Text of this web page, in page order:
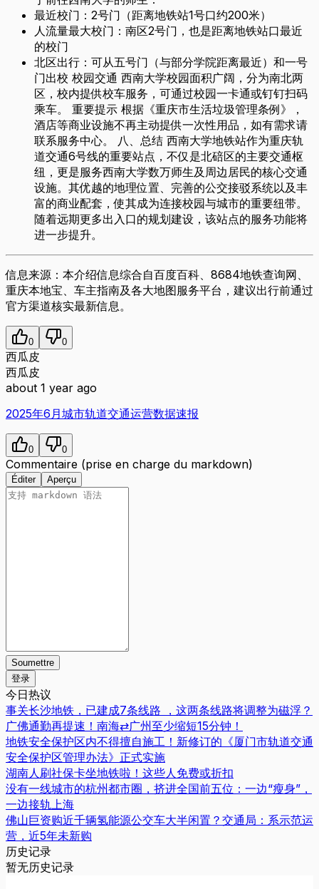
最近校门：2号门（距离地铁站1号口约200米）
人流量最大校门：南区2号门，也是距离地铁站口最近
的校门
北区出行：可从五号门（与部分学院距离最近）和一号
门出校 校园交通 西南大学校园面积广阔，分为南北两
区，校内提供校车服务，可通过校园一卡通或钉钉扫码
乘车。 重要提示 根据《重庆市生活垃圾管理条例》，
酒店等商业设施不再主动提供一次性用品，如有需求请
联系服务中心。 八、总结 西南大学地铁站作为重庆轨
道交通6号线的重要站点，不仅是北碚区的主要交通枢
纽，更是服务西南大学数万师生及周边居民的核心交通
设施。其优越的地理位置、完善的公交接驳系统以及丰
富的商业配套，使其成为连接校园与城市的重要纽带。
随着远期更多出入口的规划建设，该站点的服务功能将
进一步提升。
信息来源：本介绍信息综合自百度百科、8684地铁查询网、
重庆本地宝、车主指南及各大地图服务平台，建议出行前通过
官方渠道核实最新信息。
0 0
西瓜皮
西瓜皮
about 1 year ago
2025年6月城市轨道交通运营数据速报
0 0
Commentaire (prise en charge du markdown)
Éditer Aperçu
Soumettre
登录
今日热议
事关长沙地铁，已建成7条线路 ，这两条线路将调整为磁浮？
广佛通勤再提速！南海⇄广州至少缩短15分钟！
地铁安全保护区内不得擅自施工！新修订的《厦门市轨道交通
安全保护区管理办法》正式实施
湖南人刷社保卡坐地铁啦！这些人免费或折扣
没有一线城市的杭州都市圈，挤进全国前五位：一边“瘦身”，
一边接轨上海
佛山巨资购近千辆氢能源公交车大半闲置？交通局：系示范运
营，近5年未新购
历史记录
暂无历史记录